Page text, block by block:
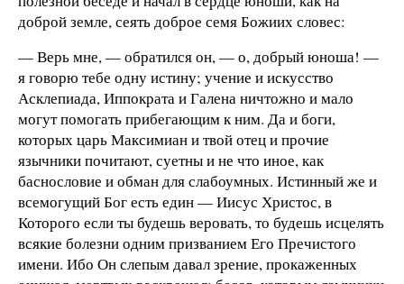
доброй земле, сеять доброе семя Божиих словес:
— Верь мне, — обратился он, — о, добрый юноша! —
я говорю тебе одну истину; учение и искусство
Асклепиада, Иппократа и Галена ничтожно и мало
могут помогать прибегающим к ним. Да и боги,
которых царь Максимиан и твой отец и прочие
язычники почитают, суетны и не что иное, как
баснословие и обман для слабоумных. Истинный же и
всемогущий Бог есть един — Иисус Христос, в
Которого если ты будешь веровать, то будешь исцелять
всякие болезни одним призванием Его Пречистого
имени. Ибо Он слепым давал зрение, прокаженных